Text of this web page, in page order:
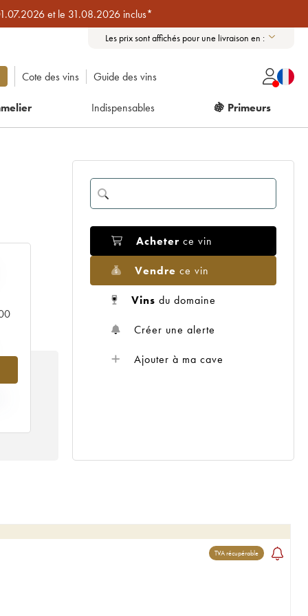
et le 31.08.2026 inclus*
Les prix sont affichés pour une livraison en :
Cote des vins Guide des vins
Indispensables 🍇 Primeurs
Acheter ce vin
Vendre ce vin
Vins du domaine
Créer une alerte
Ajouter à ma cave
TVA récupérable